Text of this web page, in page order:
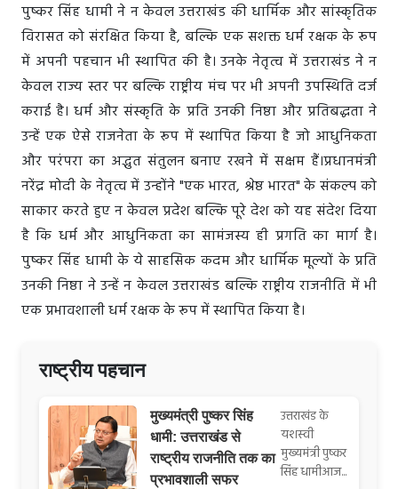
पुष्कर सिंह धामी ने न केवल उत्तराखंड की धार्मिक और सांस्कृतिक
विरासत को संरक्षित किया है, बल्कि एक सशक्त धर्म रक्षक के रूप
में अपनी पहचान भी स्थापित की है। उनके नेतृत्व में उत्तराखंड ने न
केवल राज्य स्तर पर बल्कि राष्ट्रीय मंच पर भी अपनी उपस्थिति दर्ज
कराई है। धर्म और संस्कृति के प्रति उनकी निष्ठा और प्रतिबद्धता ने
उन्हें एक ऐसे राजनेता के रूप में स्थापित किया है जो आधुनिकता
और परंपरा का अद्भुत संतुलन बनाए रखने में सक्षम हैं।प्रधानमंत्री
नरेंद्र मोदी के नेतृत्व में उन्होंने "एक भारत, श्रेष्ठ भारत" के संकल्प को
साकार करते हुए न केवल प्रदेश बल्कि पूरे देश को यह संदेश दिया
है कि धर्म और आधुनिकता का सामंजस्य ही प्रगति का मार्ग है।
पुष्कर सिंह धामी के ये साहसिक कदम और धार्मिक मूल्यों के प्रति
उनकी निष्ठा ने उन्हें न केवल उत्तराखंड बल्कि राष्ट्रीय राजनीति में भी
एक प्रभावशाली धर्म रक्षक के रूप में स्थापित किया है।
राष्ट्रीय पहचान
मुख्यमंत्री पुष्कर सिंह
धामी: उत्तराखंड से
राष्ट्रीय राजनीति तक का
प्रभावशाली सफर
उत्तराखंड के
यशस्वी
मुख्यमंत्री पुष्कर
सिंह धामीआज...